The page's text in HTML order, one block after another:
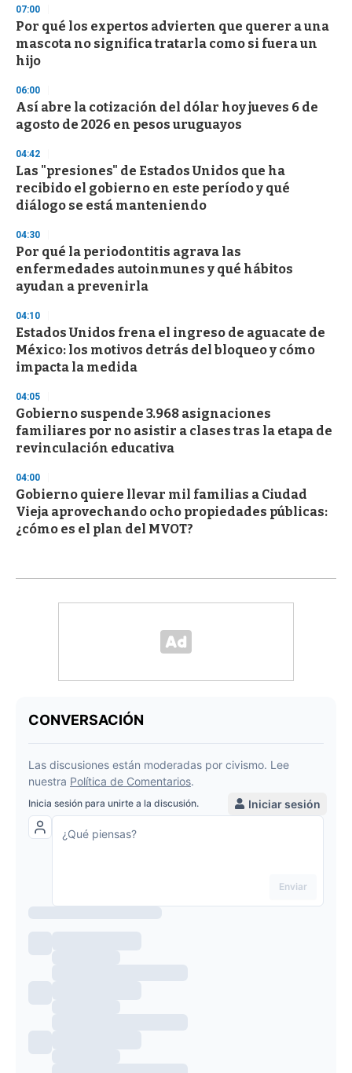
s
e
c
o
n
07:00
Por qué los expertos advierten que querer a una
mascota no significa tratarla como si fuera un
hijo
06:00
Así abre la cotización del dólar hoy jueves 6 de
agosto de 2026 en pesos uruguayos
04:42
Las "presiones" de Estados Unidos que ha
recibido el gobierno en este período y qué
diálogo se está manteniendo
04:30
Por qué la periodontitis agrava las
enfermedades autoinmunes y qué hábitos
ayudan a prevenirla
04:10
Estados Unidos frena el ingreso de aguacate de
México: los motivos detrás del bloqueo y cómo
impacta la medida
04:05
Gobierno suspende 3.968 asignaciones
familiares por no asistir a clases tras la etapa de
revinculación educativa
04:00
Gobierno quiere llevar mil familias a Ciudad
Vieja aprovechando ocho propiedades públicas:
¿cómo es el plan del MVOT?